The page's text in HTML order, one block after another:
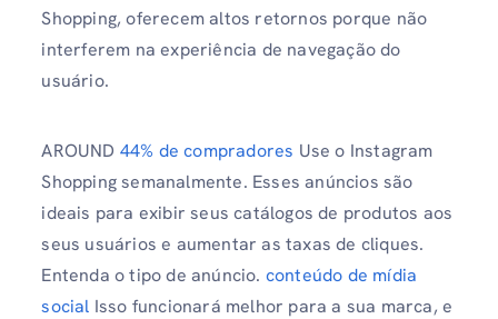
Shopping, oferecem altos retornos porque não
interferem na experiência de navegação do
usuário.
AROUND 44% de compradores Use o Instagram
Shopping semanalmente. Esses anúncios são
ideais para exibir seus catálogos de produtos aos
seus usuários e aumentar as taxas de cliques.
Entenda o tipo de anúncio. conteúdo de mídia
social Isso funcionará melhor para a sua marca, e